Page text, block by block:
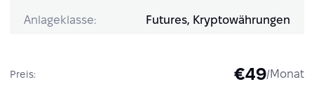
Anlageklasse: Futures, Kryptowährungen
Preis: €49/Monat